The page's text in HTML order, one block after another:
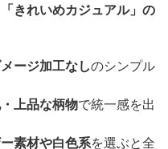
「きれいめカジュアル」の
ージ加工なしのシンプル
上品な柄物で統一感を出
素材や白色系を選ぶと全